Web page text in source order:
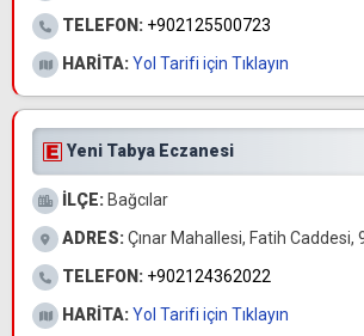
TELEFON: +902125500723
HARİTA:Yol Tarifi için Tıklayın
Yeni Tabya Eczanesi
İLÇE: Bağcılar
ADRES:Çınar Mahallesi, Fatih Caddesi,
TELEFON: +902124362022
HARİTA:Yol Tarifi için Tıklayın